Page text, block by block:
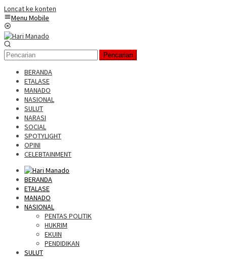
Loncat ke konten
Menu Mobile
Pencarian
BERANDA
ETALASE
MANADO
NASIONAL
SULUT
NARASI
SOCIAL
SPOTYLIGHT
OPINI
CELEBTAINMENT
BERANDA
ETALASE
MANADO
NASIONAL
PENTAS POLITIK
HUKRIM
EKUIN
PENDIDIKAN
SULUT